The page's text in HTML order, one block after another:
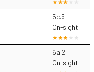
5c.5
On-sight
6a.2
On-sight